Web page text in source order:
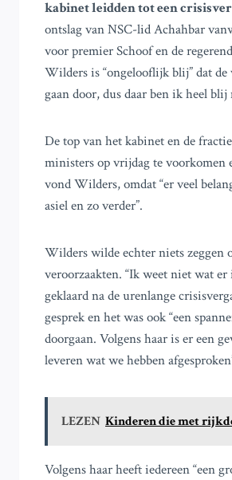
kabinet leidden tot een
ontslag van NSC-lid Achahbar
voor premier Schoof en de
Wilders is “ongelooflijk blij” dat
gaan door, dus daar ben ik heel
De top van het kabinet en de
ministers op vrijdag te voorkomen
vond Wilders, omdat “er veel
asiel en zo verder”.
Wilders wilde echter niets zeggen
veroorzaakten. “Ik weet niet wat
geklaard na de urenlange
gesprek en het was ook “een
doorgaan. Volgens haar is er een
leveren wat we hebben
LEZEN Kinderen die met
Volgens haar heeft iedereen “een